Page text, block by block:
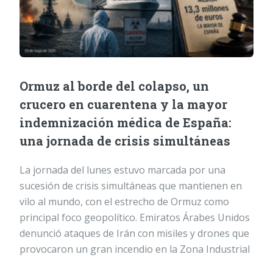
Ormuz al borde del colapso, un
crucero en cuarentena y la mayor
indemnización médica de España:
una jornada de crisis simultáneas
La jornada del lunes estuvo marcada por una
sucesión de crisis simultáneas que mantienen en
vilo al mundo, con el estrecho de Ormuz como
principal foco geopolítico. Emiratos Árabes Unidos
denunció ataques de Irán con misiles y drones que
provocaron un gran incendio en la Zona Industrial